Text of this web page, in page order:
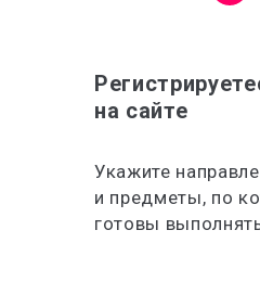
на сайте
Укажите
и предметы, по
готовы